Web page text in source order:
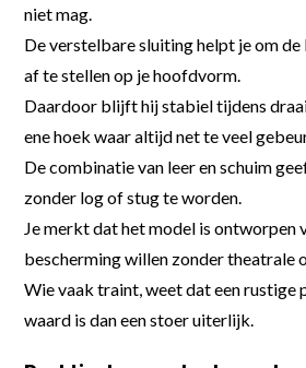
niet mag.
De verstelbare sluiting helpt je om de
af te stellen op je hoofdvorm.
Daardoor blijft hij stabiel tijdens
ene hoek waar altijd net te veel
De combinatie van leer en schuim
zonder log of stug te worden.
Je merkt dat het model is ontworpen
bescherming willen zonder theatrale
Wie vaak traint, weet dat een rustige
waard is dan een stoer uiterlijk.